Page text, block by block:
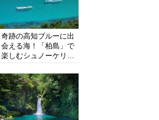
奇跡の高知ブルーに出
会える海！「柏島」で
楽しむシュノーケリン
浴にキャンプまで透明
度抜群の海の楽園を徹
底紹介